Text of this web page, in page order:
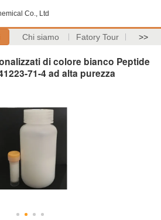
Co., Ltd
Chi siamo Fatory Tour >>
di colore bianco Peptide
71-4 ad alta purezza